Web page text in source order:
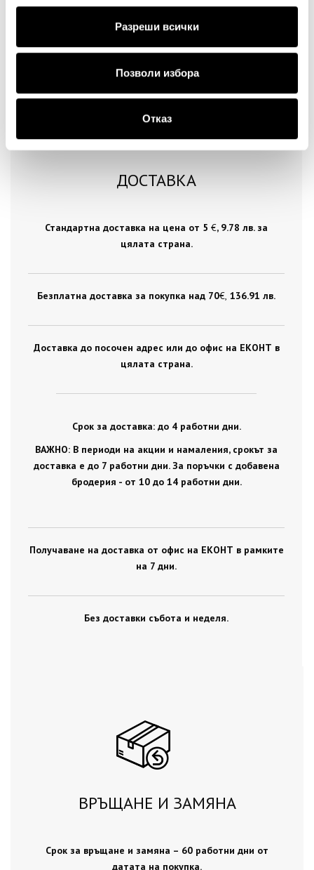
Разреши всички
Позволи избора
Отказ
ДОСТАВКА
Стандартна доставка на цена от 5 €, 9.78 лв. за
цялата страна.
Безплатна доставка за покупка над 70€ , 136.91 лв.
Доставка до посочен адрес или до офис на ЕКОНТ в
цялата страна.
Срок за доставка: до 4 работни дни.
ВАЖНО: В периоди на акции и намаления, срокът за
доставка е до 7 работни дни. За поръчки с добавена
бродерия - от 10 до 14 работни дни.
Получаване на доставка от офис на ЕКОНТ в рамките
на 7 дни.
Без доставки събота и неделя.
ВРЪЩАНЕ И ЗАМЯНА
Срок за връщане и замяна – 60 работни дни от
датата на покупка.